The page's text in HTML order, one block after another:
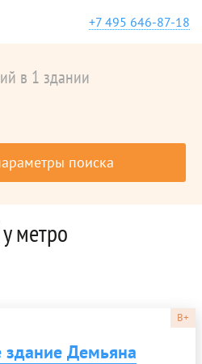
+7 495 646-87-18
в 1 здании
поиска
метро
B+
здание Демьяна